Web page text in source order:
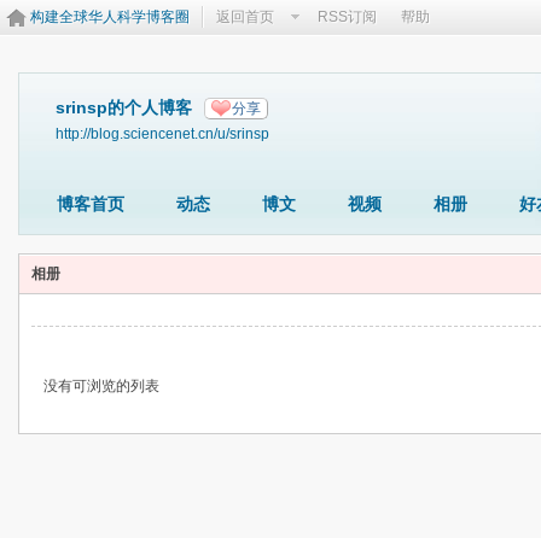
构建全球华人科学博客圈 返回首页 RSS订阅 帮助
srinsp的个人博客 分享
http://blog.sciencenet.cn/u/srinsp
博客首页 动态 博文 视频 相册 好
相册
没有可浏览的列表